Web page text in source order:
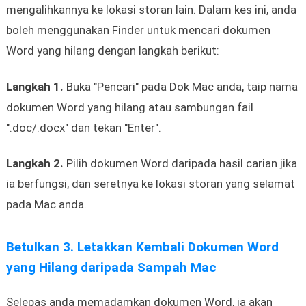
mengalihkannya ke lokasi storan lain. Dalam kes ini, anda
boleh menggunakan Finder untuk mencari dokumen
Word yang hilang dengan langkah berikut:
Langkah 1. Buka "Pencari" pada Dok Mac anda, taip nama
dokumen Word yang hilang atau sambungan fail
".doc/.docx" dan tekan "Enter".
Langkah 2. Pilih dokumen Word daripada hasil carian jika
ia berfungsi, dan seretnya ke lokasi storan yang selamat
pada Mac anda.
Betulkan 3. Letakkan Kembali Dokumen Word
yang Hilang daripada Sampah Mac
Selepas anda memadamkan dokumen Word, ia akan